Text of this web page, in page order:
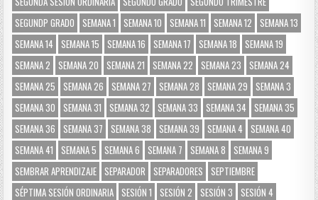
SEGUNDP GRADO
SEMANA 1 SEMANA 10 SEMANA 11 SEMANA 12
SEMANA 13
SEMANA 14
SEMANA 15 SEMANA 16 SEMANA 17 SEMANA 18
SEMANA 19
SEMANA 2
SEMANA 20 SEMANA 21 SEMANA 22 SEMANA 23
SEMANA 24
SEMANA 25
SEMANA 26 SEMANA 27 SEMANA 28 SEMANA 29
SEMANA 3
SEMANA 30
SEMANA 31 SEMANA 32 SEMANA 33 SEMANA 34
SEMANA 35
SEMANA 36
SEMANA 37 SEMANA 38 SEMANA 39 SEMANA 4
SEMANA 40
SEMANA 41
SEMANA 5 SEMANA 6 SEMANA 7 SEMANA 8
SEMANA 9
SEMBRAR APRENDIZAJE SEPARADOR SEPARADORES
SEPTIEMBRE
SÉPTIMA SESIÓN ORDINARIA SESIÓN 1 SESIÓN 2 SESIÓN 3
SESIÓN 4